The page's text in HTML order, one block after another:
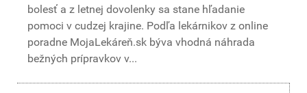
bolesť a z letnej dovolenky sa stane hľadanie
pomoci v cudzej krajine. Podľa lekárnikov z online
poradne MojaLekáreň.sk býva vhodná náhrada
bežných prípravkov v...